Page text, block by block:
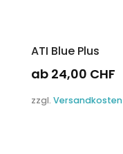
ATI Blue Plus
ab 24,00 CHF
Produkt
zzgl. Versandkosten